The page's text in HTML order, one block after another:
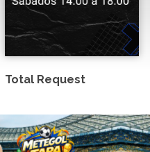
Total Request